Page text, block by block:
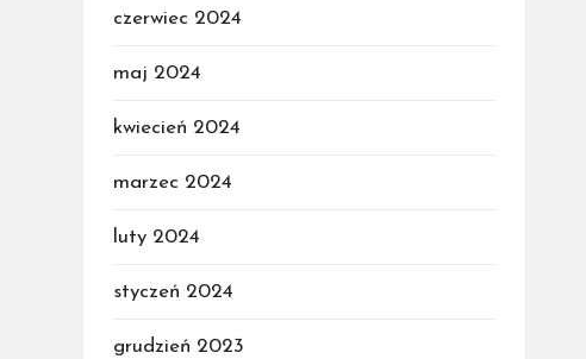
czerwiec 2024
maj 2024
kwiecień 2024
marzec 2024
luty 2024
styczeń 2024
grudzień 2023